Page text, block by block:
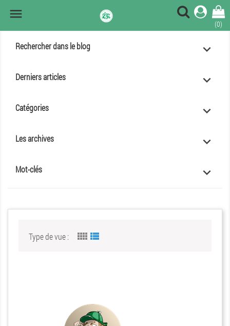

(0)
Rechercher dans le blog keyboard_arrow_up
Derniers articles keyboard_arrow_up
Catégories keyboard_arrow_up
Les archives keyboard_arrow_up
Mot-clés keyboard_arrow_up
Type de vue : view_comfy view_list